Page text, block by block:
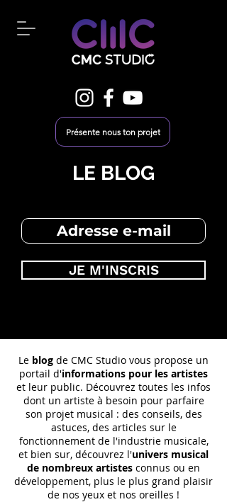
Présente nous ton projet
LE BLOG
JE M'INSCRIS
Le blog de CMC Studio vous propose un
portail d'informations pour les artistes
et leur public. Découvrez toutes les infos
dont un artiste à besoin pour parfaire
son projet musical : des conseils, des
astuces, des articles sur le
fonctionnement de l'industrie musicale,
et bien sur, découvrez l'univers musical
de nombreux artistes connus ou en
développement, plus le plus grand plaisir
de nos yeux et nos oreilles !